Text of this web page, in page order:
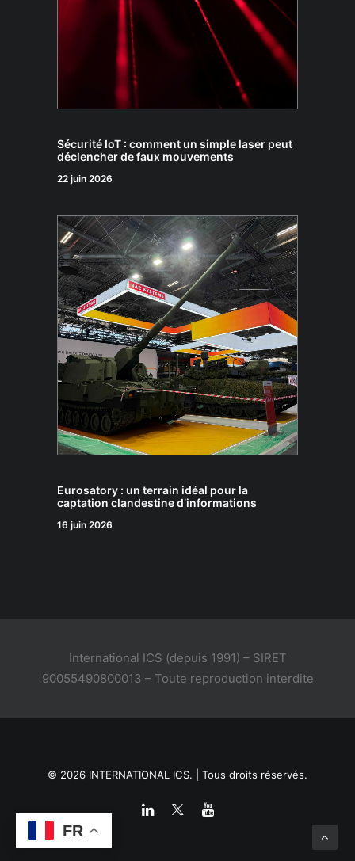
Sécurité IoT : comment un simple laser peut
déclencher de faux mouvements
22 juin 2026
Eurosatory : un terrain idéal pour la
captation clandestine d’informations
16 juin 2026
International ICS (depuis 1991) – SIRET
90055490800013 – Toute reproduction interdite
© 2026 INTERNATIONAL ICS. | Tous droits réservés.
FR